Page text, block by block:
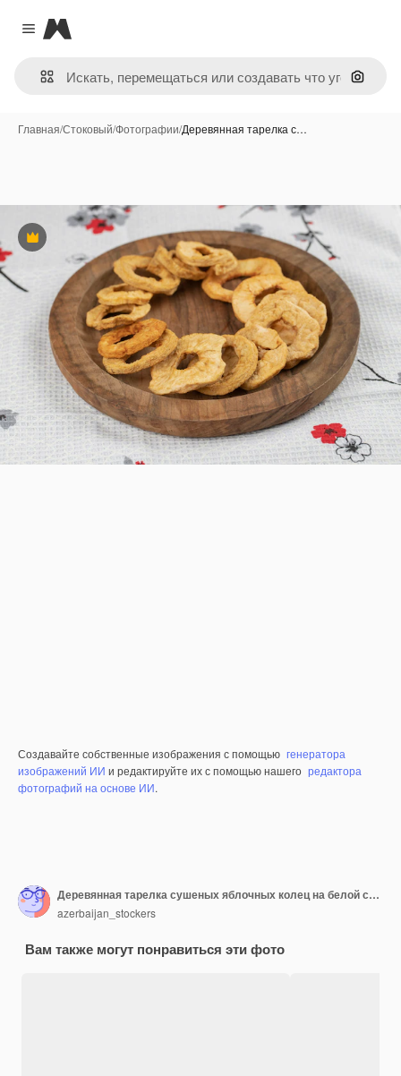
Close menu
Magnific
Поиск
Главная/Стоковый/Фотографии/Деревянная тарелка с…
Премиум
Создавайте собственные изображения с помощью генератора
изображений ИИ и редактируйте их с помощью нашего редактора
фотографий на основе ИИ.
Деревянная тарелка сушеных яблочных колец на белой скатерти.
azerbaijan_stockers
Вам также могут понравиться эти фото